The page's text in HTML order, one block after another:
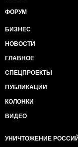
ФОРУМ
БИЗНЕС
НОВОСТИ
ГЛАВНОЕ
СПЕЦПРОЕКТЫ
ПУБЛИКАЦИИ
КОЛОНКИ
ВИДЕО
УНИЧТОЖЕНИЕ